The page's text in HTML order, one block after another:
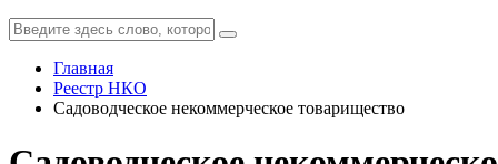
Главная
Реестр НКО
Садоводческое некоммерческое товарищество